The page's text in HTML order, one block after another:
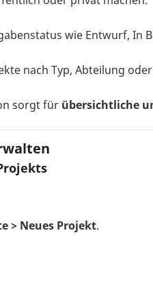
wie Entwurf, In
nach Typ, Abteilung
sorgt für übersichtliche
> Neues Projekt.